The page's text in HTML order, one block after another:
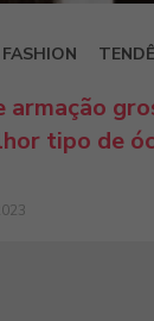
FASHION
armação
tipo de